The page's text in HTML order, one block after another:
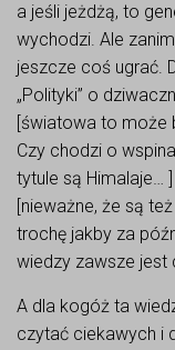
a jeśli jeżdżą, to
wychodzi. Ale
jeszcze coś ugrać.
„Polityki” o
[światowa to może
Czy chodzi o
tytule są Himalaje… ]
[nieważne, że są
trochę jakby za
wiedzy zawsze jest
A dla kogóż ta
czytać ciekawych i